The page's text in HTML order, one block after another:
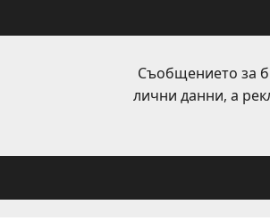
Съобщението за
лични данни, а